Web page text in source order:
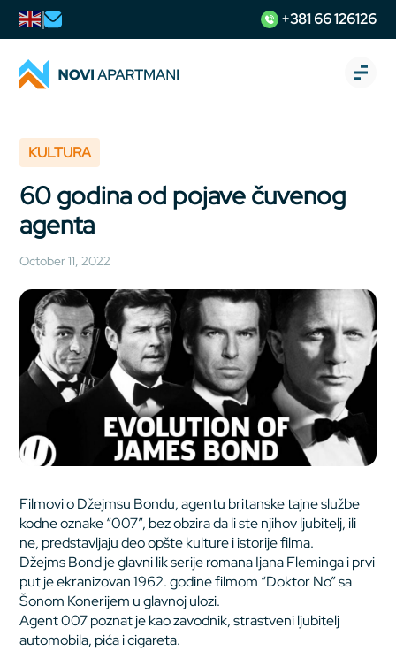
+381 66 126126
KULTURA
60 godina od pojave čuvenog
agenta
October 11, 2022
Filmovi o Džejmsu Bondu, agentu britanske tajne službe
kodne oznake “007”, bez obzira da li ste njihov ljubitelj, ili
ne, predstavljaju deo opšte kulture i istorije filma.
Džejms Bond je glavni lik serije romana Ijana Fleminga i prvi
put je ekranizovan 1962. godine filmom “Doktor No” sa
Šonom Konerijem u glavnoj ulozi.
Agent 007 poznat je kao zavodnik, strastveni ljubitelj
automobila, pića i cigareta.